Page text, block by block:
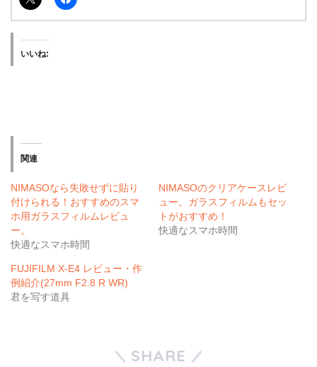
いいね:
関連
NIMASOなら失敗せずに貼り
付けられる！おすすめのスマ
ホ用ガラスフィルムレビュ
ー。
快適なスマホ時間
NIMASOのクリアケースレビ
ュー。ガラスフィルムもセッ
トがおすすめ！
快適なスマホ時間
FUJIFILM X-E4 レビュー・作
例紹介(27mm F2.8 R WR)
君を写す道具
SHARE